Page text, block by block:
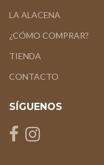
LA ALACENA
¿CÓMO COMPRAR?
TIENDA
CONTACTO
SÍGUENOS